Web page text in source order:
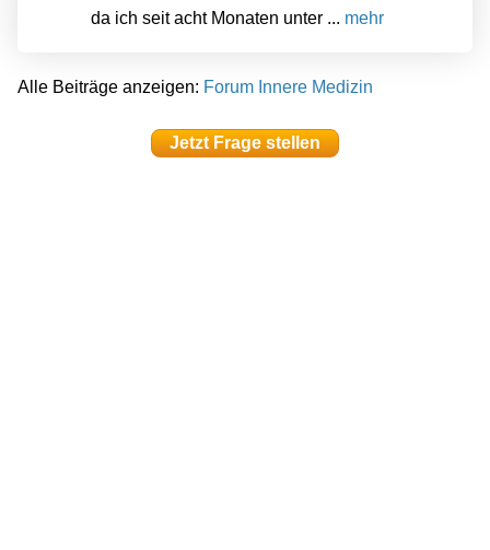
da ich seit acht Monaten unter ... mehr
Alle Beiträge anzeigen: Forum Innere Medizin
Jetzt Frage stellen